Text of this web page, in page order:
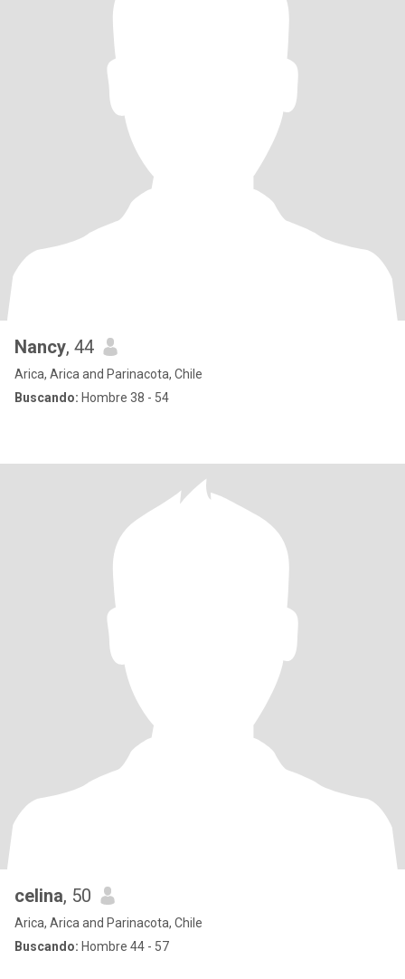
Nancy, 44
Arica, Arica and Parinacota, Chile
Buscando: Hombre 38 - 54
celina, 50
Arica, Arica and Parinacota, Chile
Buscando: Hombre 44 - 57